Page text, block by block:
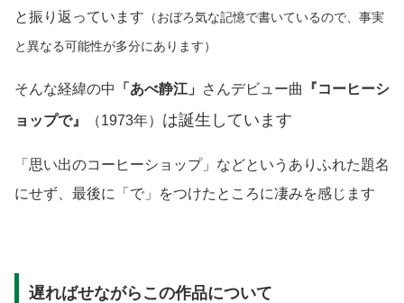
と振り返っています （おぼろ気な記憶で書いているので、事実
と異なる可能性が多分にあります）
そんな経緯の中 「あべ静江」 さんデビュー曲 『コーヒーシ
ョップで』 （1973年） は誕生しています
「思い出のコーヒーショップ」などというありふれた題名
にせず、最後に「で」をつけたところに凄みを感じます
遅ればせながらこの作品について